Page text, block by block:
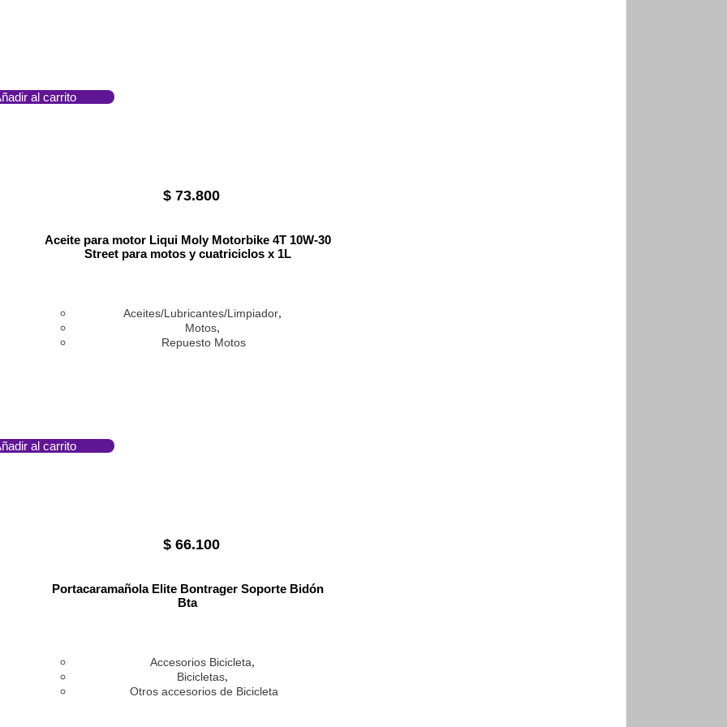
al carrito
$ 73.800
Aceite para motor Liqui Moly Motorbike 4T 10W-30
Street para motos y cuatriciclos x 1L
Aceites/Lubricantes/Limpiador,
Motos,
Repuesto Motos
al carrito
$ 66.100
Portacaramañola Elite Bontrager Soporte Bidón
Bta
Accesorios Bicicleta,
Bicicletas,
Otros accesorios de Bicicleta